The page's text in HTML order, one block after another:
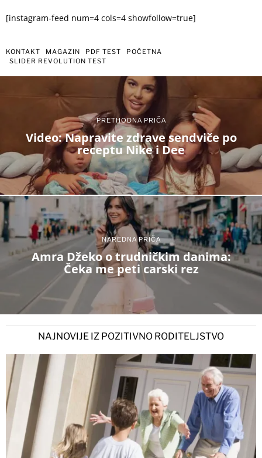
[instagram-feed num=4 cols=4 showfollow=true]
KONTAKT MAGAZIN PDF TEST
POČETNA
SLIDER REVOLUTION TEST
PRETHODNA PRIČA
Video: Napravite zdrave sendviče po
receptu Nike i Dee
NAREDNA PRIČA
Amra Džeko o trudničkim danima:
Čeka me peti carski rez
NAJNOVIJE IZ POZITIVNO RODITELJSTVO